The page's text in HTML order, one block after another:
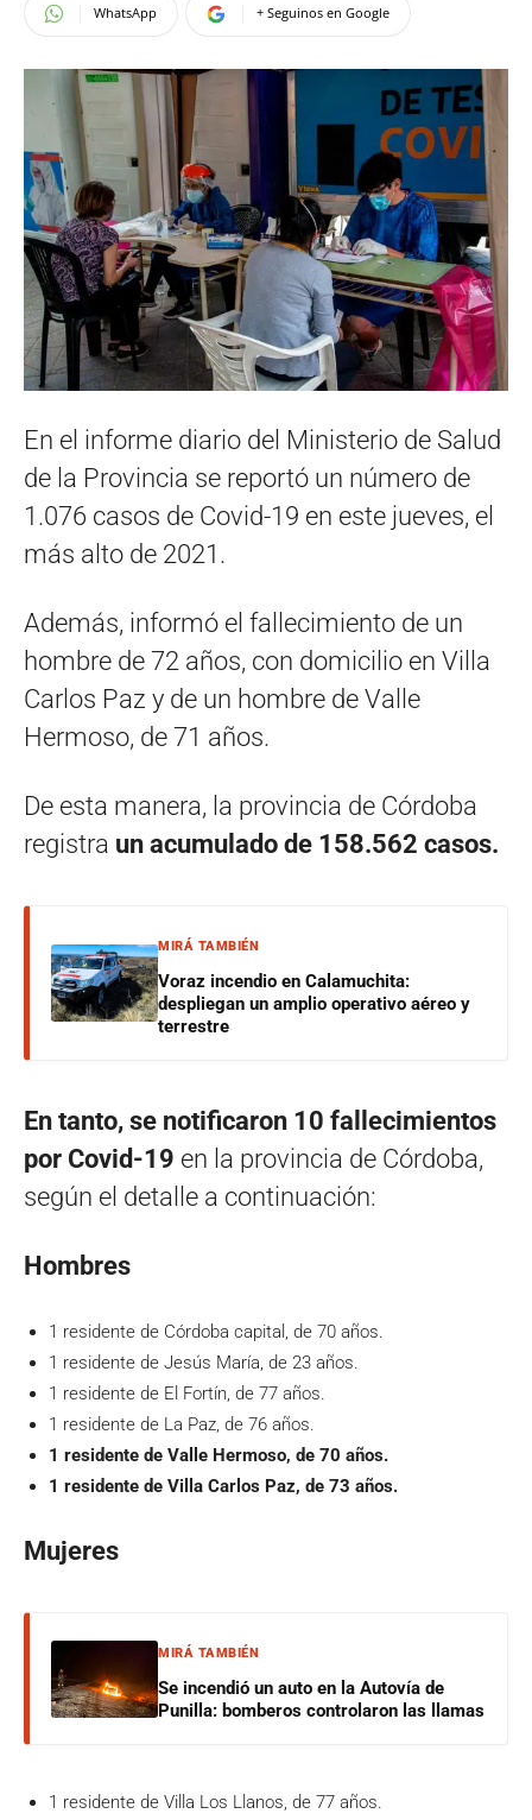
WhatsApp + Seguinos en Google
En el informe diario del Ministerio de Salud
de la Provincia se reportó un número de
1.076 casos de Covid-19 en este jueves, el
más alto de 2021.
Además, informó el fallecimiento de un
hombre de 72 años, con domicilio en Villa
Carlos Paz y de un hombre de Valle
Hermoso, de 71 años.
De esta manera, la provincia de Córdoba
registra un acumulado de 158.562 casos.
MIRÁ TAMBIÉN
Voraz incendio en Calamuchita:
despliegan un amplio operativo aéreo y
terrestre
En tanto, se notificaron 10 fallecimientos
por Covid-19 en la provincia de Córdoba,
según el detalle a continuación:
Hombres
1 residente de Córdoba capital, de 70 años.
1 residente de Jesús María, de 23 años.
1 residente de El Fortín, de 77 años.
1 residente de La Paz, de 76 años.
1 residente de Valle Hermoso, de 70 años.
1 residente de Villa Carlos Paz, de 73 años.
Mujeres
MIRÁ TAMBIÉN
Se incendió un auto en la Autovía de
Punilla: bomberos controlaron las llamas
1 residente de Villa Los Llanos, de 77 años.